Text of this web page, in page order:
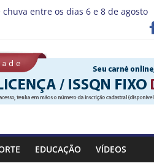
entre os dias 6 e 8 de agosto
“Sábado Saúde”
EDUCAÇÃO VÍDEOS